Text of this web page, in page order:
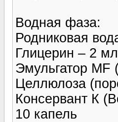
Водная фаза:
Родниковая
Глицерин – 2 мл
Эмульгатор
Целлюлоза
Консервант К
10 капель